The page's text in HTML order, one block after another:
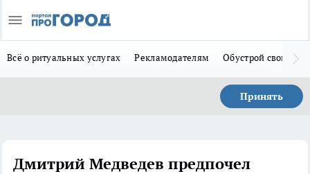
Всё о ритуальных услугах Рекламодателям Обустрой свой дом
Принять
Дмитрий Медведев предпочел